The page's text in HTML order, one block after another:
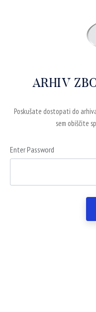
ARHIV
Poskušate dostopati do
sem obiščite
Enter Password